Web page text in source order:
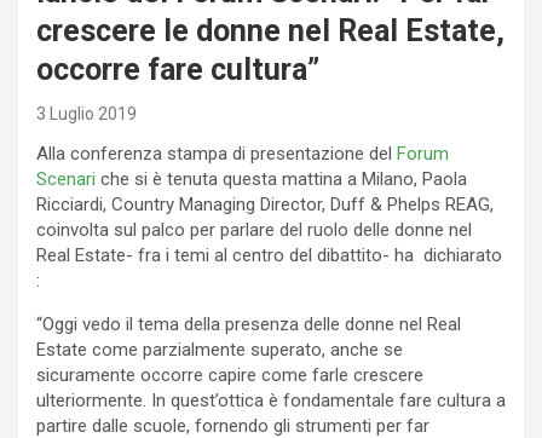
crescere le donne nel Real Estate,
occorre fare cultura”
3 Luglio 2019
Alla conferenza stampa di presentazione del Forum
Scenari che si è tenuta questa mattina a Milano, Paola
Ricciardi, Country Managing Director, Duff & Phelps REAG,
coinvolta sul palco per parlare del ruolo delle donne nel
Real Estate- fra i temi al centro del dibattito- ha dichiarato
:
“Oggi vedo il tema della presenza delle donne nel Real
Estate come parzialmente superato, anche se
sicuramente occorre capire come farle crescere
ulteriormente. In quest’ottica è fondamentale fare cultura a
partire dalle scuole, fornendo gli strumenti per far